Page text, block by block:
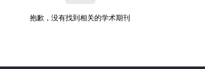
抱歉，没有找到相关的学术期刊